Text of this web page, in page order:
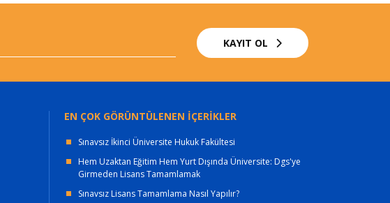
KAYIT OL
EN ÇOK GÖRÜNTÜLENEN İÇERİKLER
Sınavsız İkinci Üniversite Hukuk Fakültesi
Hem Uzaktan Eğitim Hem Yurt Dışında Üniversite: Dgs'ye
Girmeden Lisans Tamamlamak
Sınavsız Lisans Tamamlama Nasıl Yapılır?